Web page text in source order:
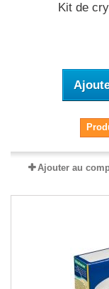
Kit de
Ajouter au